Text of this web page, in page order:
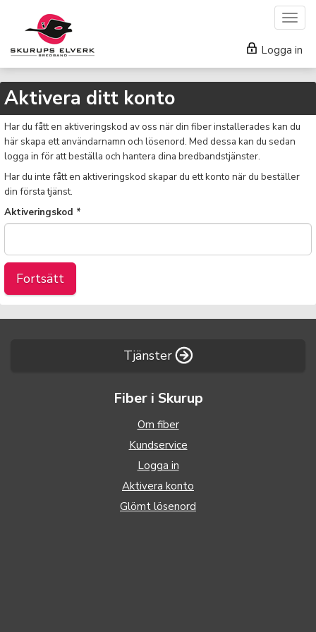
Logga in
Aktivera ditt konto
Har du fått en aktiveringskod av oss när din fiber installerades kan du
här skapa ett användarnamn och lösenord. Med dessa kan du sedan
logga in för att beställa och hantera dina bredbandstjänster.
Har du inte fått en aktiveringskod skapar du ett konto när du beställer
din första tjänst.
Aktiveringskod *
Fortsätt
Tjänster
Fiber i Skurup
Om fiber
Kundservice
Logga in
Aktivera konto
Glömt lösenord